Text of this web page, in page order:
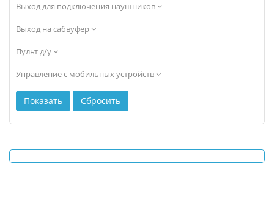
Выход для подключения наушников
Выход на сабвуфер
Пульт д/у
Управление с мобильных устройств